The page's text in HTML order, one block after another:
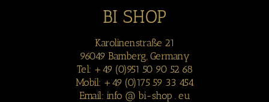
BI SHOP
Karolinenstraße 21
96049 Bamberg, Germany
Tel: +49 (0)951 50 90 52 68
Mobil: +49 (0)175 59 33 454
Email: info @ bi-shop . eu